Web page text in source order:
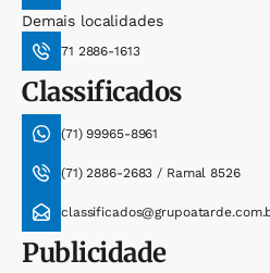
Demais localidades
71 2886-1613
Classificados
(71) 99965-8961
(71) 2886-2683 / Ramal 8526
Publicidade